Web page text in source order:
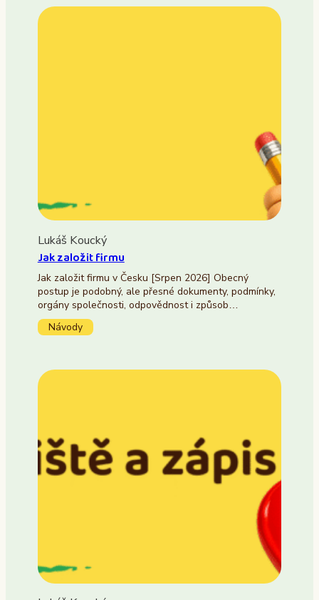
Lukáš Koucký
Jak založit firmu
Jak založit firmu v Česku [Srpen 2026] Obecný
postup je podobný, ale přesné dokumenty, podmínky,
orgány společnosti, odpovědnost i způsob…
Návody